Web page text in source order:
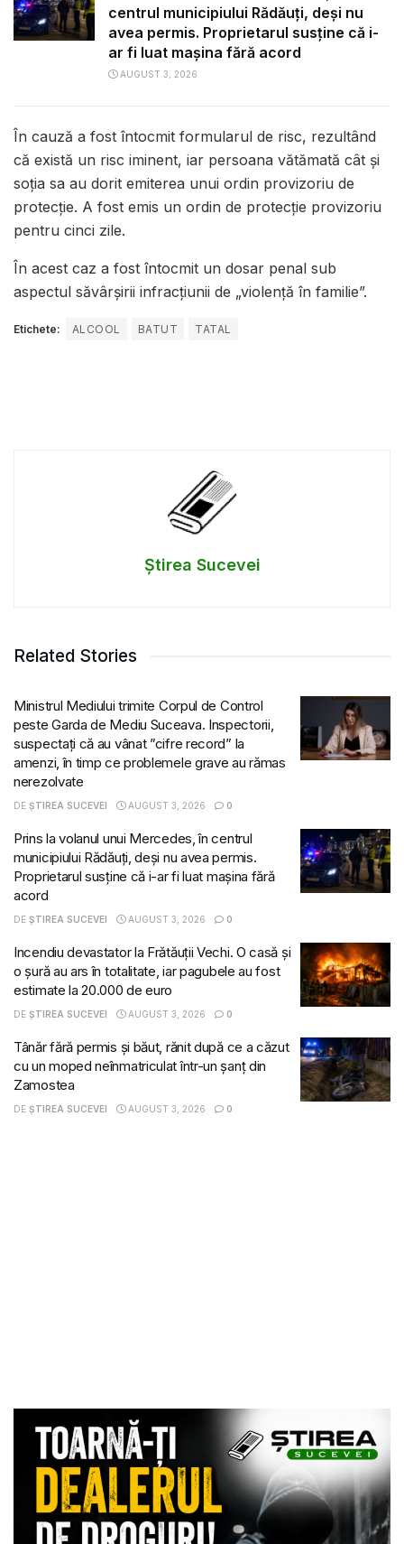
centrul municipiului Rădăuți, deși nu
avea permis. Proprietarul susține că i-
ar fi luat mașina fără acord
AUGUST 3, 2026
În cauză a fost întocmit formularul de risc, rezultând
că există un risc iminent, iar persoana vătămată cât și
soția sa au dorit emiterea unui ordin provizoriu de
protecție. A fost emis un ordin de protecție provizoriu
pentru cinci zile.
În acest caz a fost întocmit un dosar penal sub
aspectul săvârșirii infracțiunii de „violență în familie”.
Etichete: ALCOOL BATUT TATAL
Știrea Sucevei
Related Stories
Ministrul Mediului trimite Corpul de Control
peste Garda de Mediu Suceava. Inspectorii,
suspectați că au vânat ”cifre record” la
amenzi, în timp ce problemele grave au rămas
nerezolvate
DE ȘTIREA SUCEVEI AUGUST 3, 2026 0
Prins la volanul unui Mercedes, în centrul
municipiului Rădăuți, deși nu avea permis.
Proprietarul susține că i-ar fi luat mașina fără
acord
DE ȘTIREA SUCEVEI AUGUST 3, 2026 0
Incendiu devastator la Frătăuții Vechi. O casă și
o șură au ars în totalitate, iar pagubele au fost
estimate la 20.000 de euro
DE ȘTIREA SUCEVEI AUGUST 3, 2026 0
Tânăr fără permis și băut, rănit după ce a căzut
cu un moped neînmatriculat într-un șanț din
Zamostea
DE ȘTIREA SUCEVEI AUGUST 3, 2026 0